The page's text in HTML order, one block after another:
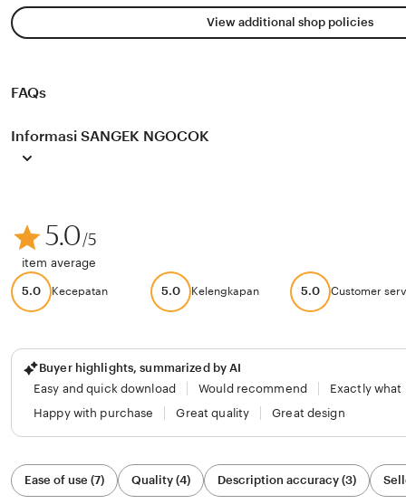
View additional shop policies
FAQs
Informasi SANGEK NGOCOK
5.0/5
item average
5.0 Kecepatan 5.0 Kelengkapan 5.0 Customer
Buyer highlights, summarized by AI
Easy and quick download
Would recommend
Exactly what
Happy with purchase
Great quality Great design
Filter
byEase of use (7) Quality (4) Description accuracy (3)